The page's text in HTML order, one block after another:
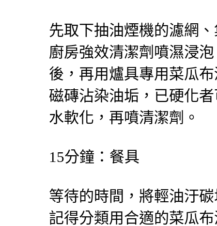
先取下抽油煙機的濾網
廚房強效清潔劑噴濕浸
後，再用爐具專用菜瓜
磁磚沾染油垢，已硬化
水軟化，再噴清潔劑。
15分鐘：餐具
等待的時間，將輕油汙
記得分類用合適的菜瓜